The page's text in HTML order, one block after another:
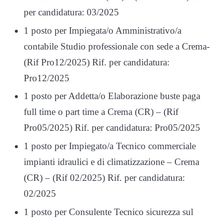
per candidatura: 03/2025
1 posto per Impiegata/o Amministrativo/a
contabile Studio professionale con sede a Crema-
(Rif Pro12/2025) Rif. per candidatura:
Pro12/2025
1 posto per Addetta/o Elaborazione buste paga
full time o part time a Crema (CR) – (Rif
Pro05/2025) Rif. per candidatura: Pro05/2025
1 posto per Impiegato/a Tecnico commerciale
impianti idraulici e di climatizzazione – Crema
(CR) – (Rif 02/2025) Rif. per candidatura:
02/2025
1 posto per Consulente Tecnico sicurezza sul